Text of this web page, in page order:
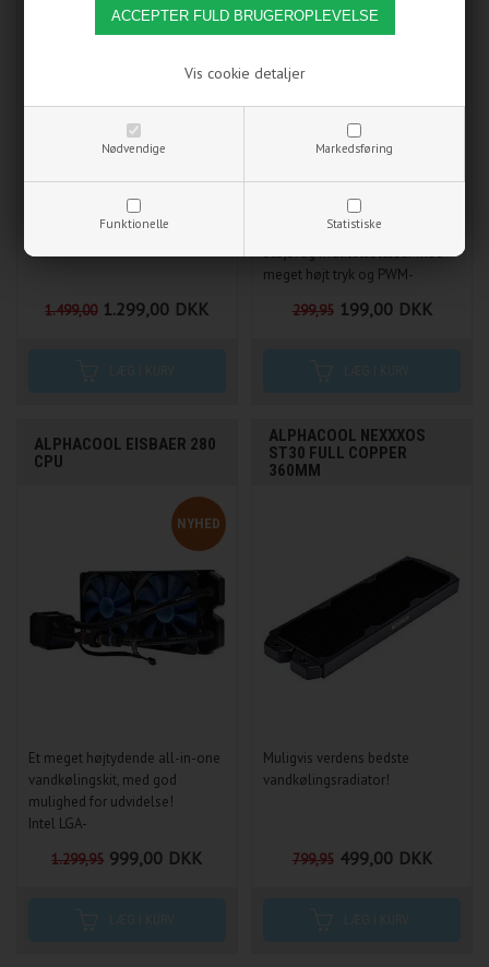
Nødvendige Markedsføring
Funktionelle Statistiske
Vis cookie detaljer
Rogue er flagskibsmodellen fra
anerkendte Paracon.
1.499,00 1.299,00 DKK
450-2000 RPM, 71,69 CFM, 29,7
dB(A), 4-pin PWM
Støjsvag kvalitetsblæser med
meget højt tryk og PWM-
kølere og radiatorer!
299,95 199,00 DKK
ALPHACOOL EISBAER 280
CPU
NYHED
Et meget højtydende all-in-one
vandkølingskit, med god
mulighed for udvidelse!
Intel LGA-
2066, 775 & AMD
1.299,95 999,00 DKK
ALPHACOOL NEXXXOS
ST30 FULL COPPER
360MM
Muligvis verdens bedste
vandkølingsradiator!
799,95 499,00 DKK